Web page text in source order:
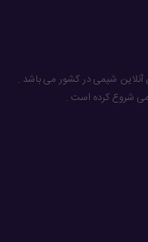
آنلاین شیمی در کشور می باشد .